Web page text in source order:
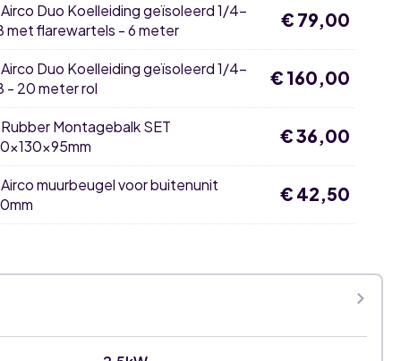
Airco Duo Koelleiding geïsoleerd 1/4-
met flarewartels - 6 meter
€ 79,00
Airco Duo Koelleiding geïsoleerd 1/4-
- 20 meter rol
€ 160,00
Rubber Montagebalk SET
€36,00
Airco muurbeugel voor buitenunit
€ 42,50